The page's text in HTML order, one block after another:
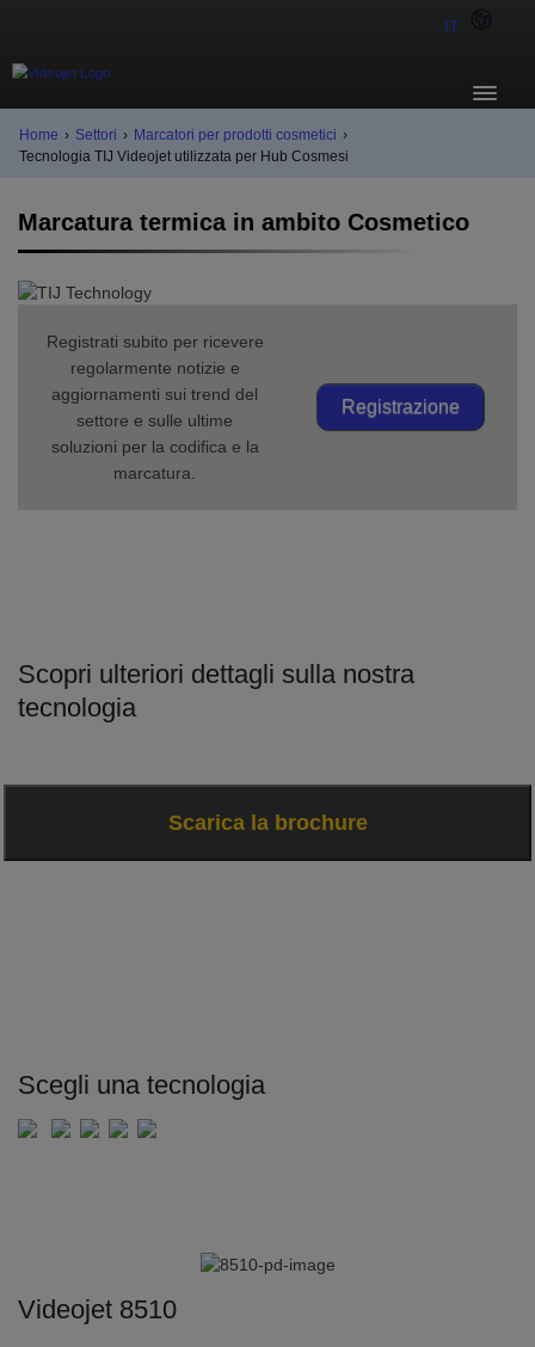
IT
Home › Settori › Marcatori per prodotti cosmetici ›
Tecnologia TIJ Videojet utilizzata per Hub Cosmesi
Marcatura termica in ambito Cosmetico
Registrati subito per ricevere
regolarmente notizie e
aggiornamenti sui trend del
settore e sulle ultime
soluzioni per la codifica e la
marcatura.
Registrazione
Scopri ulteriori dettagli sulla nostra
tecnologia
Scarica la brochure
Scegli una tecnologia
Videojet 8510